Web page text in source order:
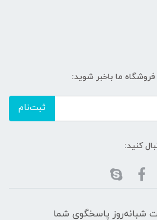
ما باخبر شوید:
ثبت‌نام
کنید:
هفته ، ۲۴ ساعت شبانه‌روز پاسخگوی شما